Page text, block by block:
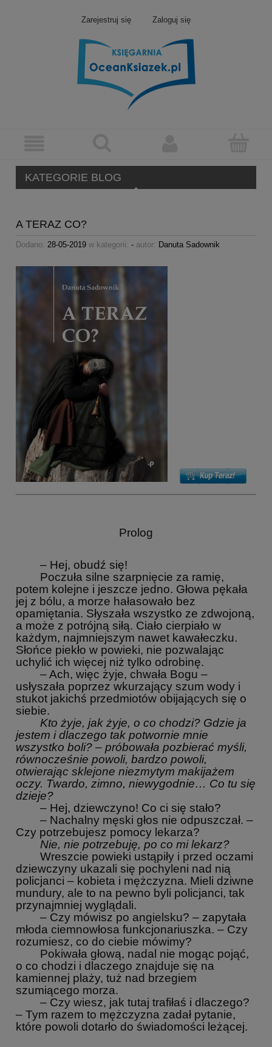
Zarejestruj się Zaloguj się
KATEGORIE BLOG
A TERAZ CO?
Dodano: 28-05-2019 w kategorii: - autor: Danuta Sadownik
Prolog
– Hej, obudź się!
Poczuła silne szarpnięcie za ramię,
potem kolejne i jeszcze jedno. Głowa pękała
jej z bólu, a morze hałasowało bez
opamiętania. Słyszała wszystko ze zdwojoną,
a może z potrójną siłą. Ciało cierpiało w
każdym, najmniejszym nawet kawałeczku.
Słońce piekło w powieki, nie pozwalając
uchylić ich więcej niż tylko odrobinę.
– Ach, więc żyje, chwała Bogu –
usłyszała poprzez wkurzający szum wody i
stukot jakichś przedmiotów obijających się o
siebie.
Kto żyje, jak żyje, o co chodzi? Gdzie ja
jestem i dlaczego tak potwornie mnie
wszystko boli? – próbowała pozbierać myśli,
równocześnie powoli, bardzo powoli,
otwierając sklejone niezmytym makijażem
oczy. Twardo, zimno, niewygodnie… Co tu się
dzieje?
– Hej, dziewczyno! Co ci się stało?
– Nachalny męski głos nie odpuszczał. –
Czy potrzebujesz pomocy lekarza?
Nie, nie potrzebuję, po co mi lekarz?
Wreszcie powieki ustąpiły i przed oczami
dziewczyny ukazali się pochyleni nad nią
policjanci – kobieta i mężczyzna. Mieli dziwne
mundury, ale to na pewno byli policjanci, tak
przynajmniej wyglądali.
– Czy mówisz po angielsku? – zapytała
młoda ciemnowłosa funkcjonariuszka. – Czy
rozumiesz, co do ciebie mówimy?
Pokiwała głową, nadal nie mogąc pojąć,
o co chodzi i dlaczego znajduje się na
kamiennej plaży, tuż nad brzegiem
szumiącego morza.
– Czy wiesz, jak tutaj trafiłaś i dlaczego?
– Tym razem to mężczyzna zadał pytanie,
które powoli dotarło do świadomości leżącej.